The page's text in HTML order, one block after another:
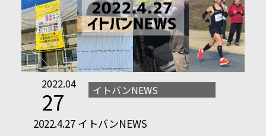
2022.04
27 イトバンNEWS
2022.4.27 イトバンNEWS